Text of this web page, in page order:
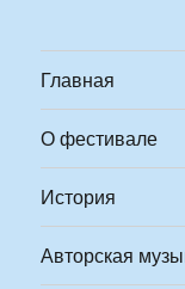
Главная
О фестивале
История
Авторская